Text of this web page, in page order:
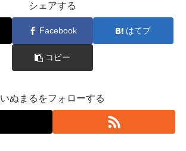
シェアする
Facebook はてブ
コピー
いぬまるをフォローする